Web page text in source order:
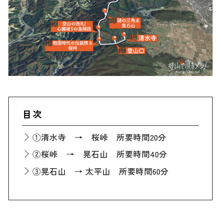
目次
①清水寺 → 桜峠 所要時間20分
②桜峠 → 晃石山 所要時間40分
③晃石山 → 太平山 所要時間60分